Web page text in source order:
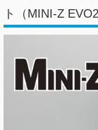
ト（MINI-Z